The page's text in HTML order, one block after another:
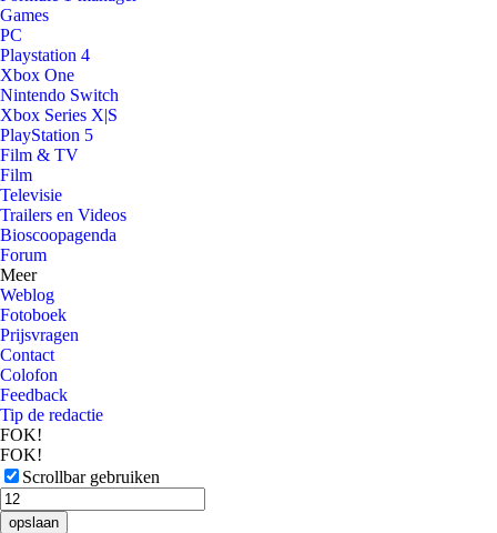
Games
PC
Playstation 4
Xbox One
Nintendo Switch
Xbox Series X|S
PlayStation 5
Film & TV
Film
Televisie
Trailers en Videos
Bioscoopagenda
Forum
Meer
Weblog
Fotoboek
Prijsvragen
Contact
Colofon
Feedback
Tip de redactie
FOK!
FOK!
Scrollbar gebruiken
opslaan